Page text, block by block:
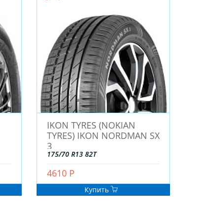
IKON TYRES (NOKIAN
TYRES) IKON NORDMAN SX
3
175/70 R13 82T
4610 Р
Купить